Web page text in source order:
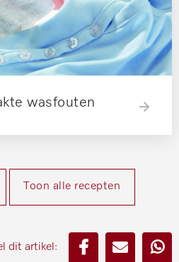
wasfouten
Toon alle recepten
dit artikel: